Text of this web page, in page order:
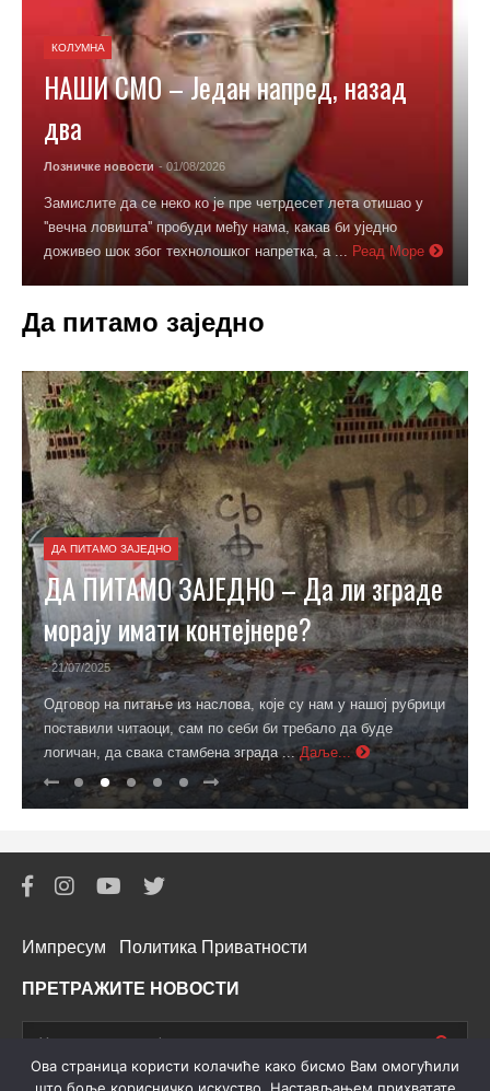
КОЛУМНА
НАШИ СМО – Један напред, назад
два
Лозничке новости - 01/08/2026
Замислите да се неко ко је пре четрдесет лета отишао у
''вечна ловишта'' пробуди међу нама, какав би уједно
доживео шок због технолошког напретка, а ... Реад Море
Да питамо заједно
ДА ПИТАМО ЗАЈЕДНО
ДА ПИТАМО ЗАЈЕДНО – Да ли зграде
морају имати контејнере?
- 21/07/2025
Одговор на питање из наслова, које су нам у нашој рубрици
поставили читаоци, сам по себи би требало да буде
логичан, да свака стамбена зграда ... Даље...
Импресум Политика Приватности
ПРЕТРАЖИТЕ НОВОСТИ
Oва страница користи колачиће како бисмо Вам омогућили